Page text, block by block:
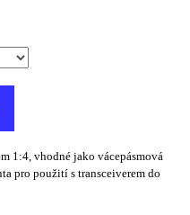
1:4, vhodné jako vácepásmová
pro použití s transceiverem do